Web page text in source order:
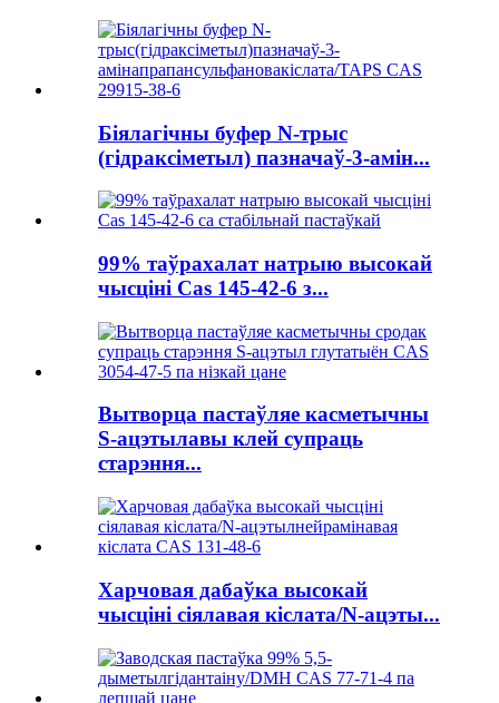
Біялагічны буфер N-трыс
(гідраксіметыл) пазначаў-3-амін...
99% таўрахалат натрыю высокай
чысціні Cas 145-42-6 з...
Вытворца пастаўляе касметычны
S-ацэтылавы клей супраць
старэння...
Харчовая дабаўка высокай
чысціні сіялавая кіслата/N-ацэты...